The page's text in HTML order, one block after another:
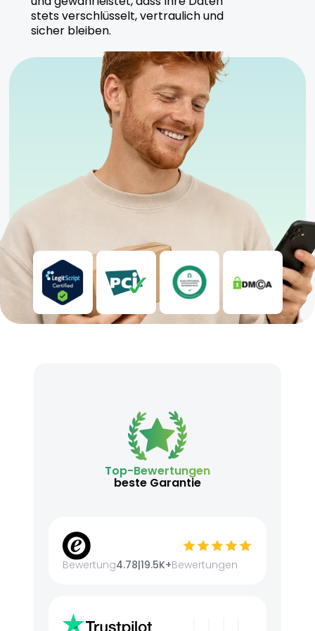
Tilray stellt Purple Dog Bud unter höchsten
Qualitätsstandards her, um eine sichere und
gleichbleibende Qualität zu gewährleisten.
Sicherheitshinweise
Kühl und trocken lagern
Nur für erfahrene Nutzer geeignet
Anwendung unter ärztlicher Aufsicht empfohlen
stets verschlüsselt, vertraulich und
sicher bleiben.
Top-Bewertungen
beste Garantie
Bewertung4.78|19.5K+Bewertungen